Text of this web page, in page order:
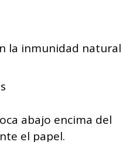
la inmunidad natural
abajo encima del
el papel.